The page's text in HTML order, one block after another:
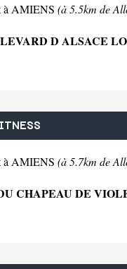
à AMIENS (à 5.5km de
D ALSACE
à AMIENS (à 5.7km de
CHAPEAU DE